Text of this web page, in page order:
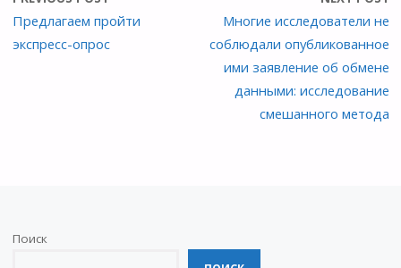
Предлагаем пройти
экспресс-опрос
Многие исследователи не
соблюдали опубликованное
ими заявление об обмене
данными: исследование
смешанного метода
Поиск